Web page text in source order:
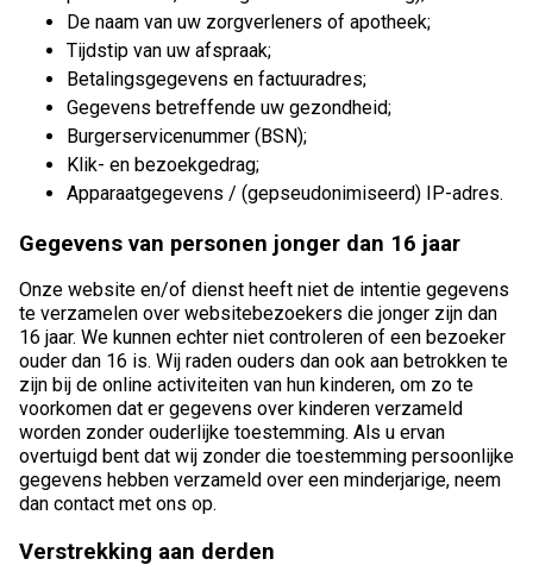
De naam van uw zorgverleners of apotheek;
Tijdstip van uw afspraak;
Betalingsgegevens en factuuradres;
Gegevens betreffende uw gezondheid;
Burgerservicenummer (BSN);
Klik- en bezoekgedrag;
Apparaatgegevens / (gepseudonimiseerd) IP-adres.
Gegevens van personen jonger dan 16 jaar
Onze website en/of dienst heeft niet de intentie gegevens
te verzamelen over websitebezoekers die jonger zijn dan
16 jaar. We kunnen echter niet controleren of een bezoeker
ouder dan 16 is. Wij raden ouders dan ook aan betrokken te
zijn bij de online activiteiten van hun kinderen, om zo te
voorkomen dat er gegevens over kinderen verzameld
worden zonder ouderlijke toestemming. Als u ervan
overtuigd bent dat wij zonder die toestemming persoonlijke
gegevens hebben verzameld over een minderjarige, neem
dan contact met ons op.
Verstrekking aan derden